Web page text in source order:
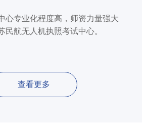
心专业化程度高，师资力量强大
民航无人机执照考试中心。
查看更多